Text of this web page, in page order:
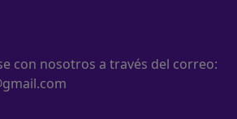
con nosotros a través del correo: